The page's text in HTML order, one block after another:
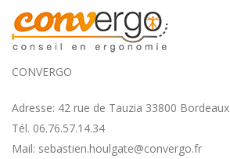
CONVERGO
Adresse: 42 rue de Tauzia 33800 Bordeaux
Tél. 06.76.57.14.34
Mail: sebastien.houlgate@convergo.fr